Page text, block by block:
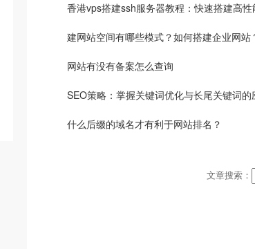
香港vps搭建ssh服务器教程：快速搭建高
建网站空间有哪些模式？如何搭建企业网站
网站有没有备案怎么查询
SEO策略：掌握关键词优化与长尾关键词的
什么后缀的域名才有利于网站排名？
文章搜索：